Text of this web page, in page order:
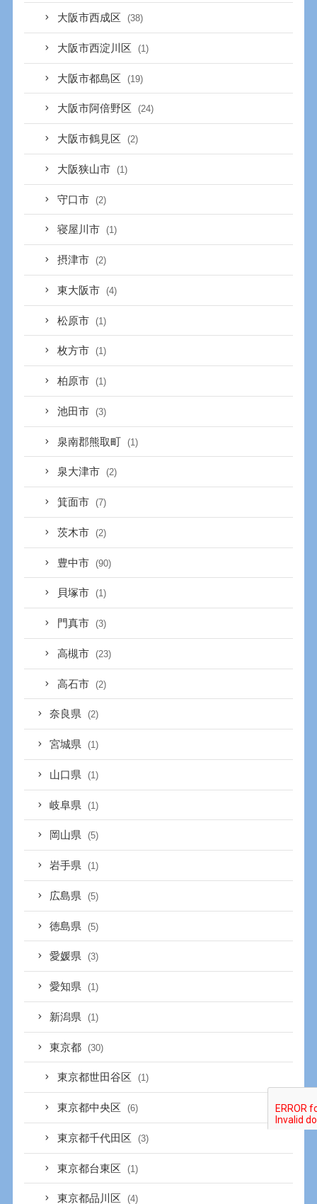
大阪市西成区 (38)
大阪市西淀川区 (1)
大阪市都島区 (19)
大阪市阿倍野区 (24)
大阪市鶴見区 (2)
大阪狭山市 (1)
守口市 (2)
寝屋川市 (1)
摂津市 (2)
東大阪市 (4)
松原市 (1)
枚方市 (1)
柏原市 (1)
池田市 (3)
泉南郡熊取町 (1)
泉大津市 (2)
箕面市 (7)
茨木市 (2)
豊中市 (90)
貝塚市 (1)
門真市 (3)
高槻市 (23)
高石市 (2)
奈良県 (2)
宮城県 (1)
山口県 (1)
岐阜県 (1)
岡山県 (5)
岩手県 (1)
広島県 (5)
徳島県 (5)
愛媛県 (3)
愛知県 (1)
新潟県 (1)
東京都 (30)
東京都世田谷区 (1)
東京都中央区 (6)
東京都千代田区 (3)
東京都台東区 (1)
東京都品川区 (4)